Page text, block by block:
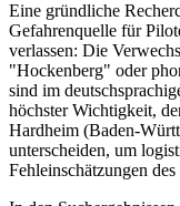
Eine gründliche
Gefahrenquelle für
verlassen: Die
"Hockenberg" oder
sind im
höchster Wichtigkeit,
Hardheim (Baden-
unterscheiden, um
Fehleinschätzungen